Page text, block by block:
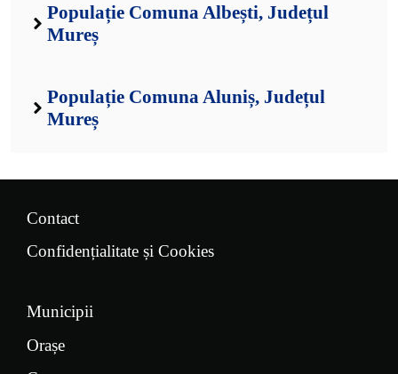
Populație Comuna Albești, Județul
Mureș
Populație Comuna Aluniș, Județul
Mureș
Contact
Confidențialitate și Cookies
Municipii
Orașe